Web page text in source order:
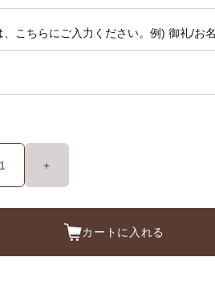
、こちらにご入力ください。例) 御礼/お
+
カートに入れる